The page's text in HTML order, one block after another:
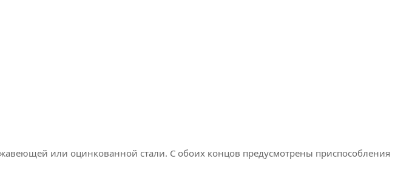
или оцинкованной стали. С обоих концов предусмотрены приспособления